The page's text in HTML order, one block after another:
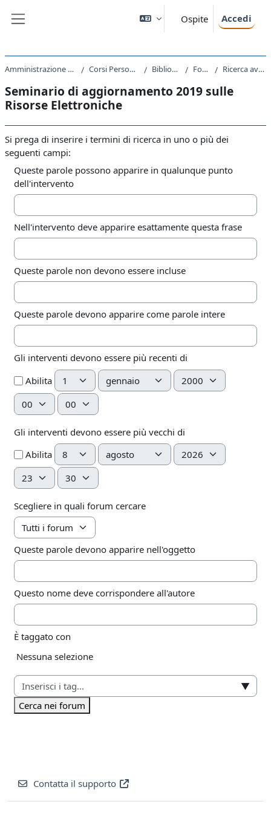
Ospite Accedi
Amministrazione Centrale Corsi Personale T-A Biblioteche Forum Ricerca avanzata
Seminario di aggiornamento 2019 sulle
Risorse Elettroniche
Si prega di inserire i termini di ricerca in uno o più dei
seguenti campi:
Queste parole possono apparire in qualunque punto
dell'intervento
Nell'intervento deve apparire esattamente questa frase
Queste parole non devono essere incluse
Queste parole devono apparire come parole intere
Gli interventi devono essere più recenti di
Abilita Giorno Mese
Anno
Ora
Minuto
Gli interventi devono essere più vecchi di
Abilita Giorno Mese
Anno
Ora
Minuto
Scegliere in quali forum cercare
Queste parole devono apparire nell'oggetto
Questo nome deve corrispondere all'autore
È taggato con
Elementi selezionati:
Nessuna selezione
▼
Cerca nei forum
Contatta il supporto